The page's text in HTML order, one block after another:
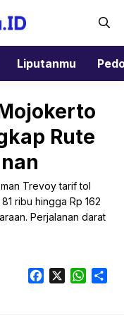
Liputanmu
Rute
Trevoy tarif tol
ribu hingga Rp 162
Perjalanan darat
Facebook